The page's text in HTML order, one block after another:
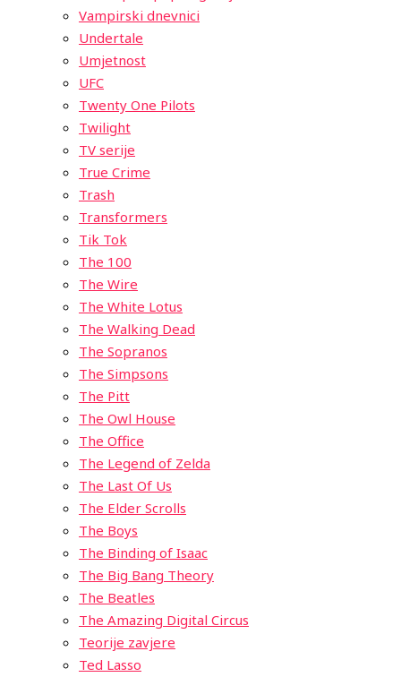
Vampirski dnevnici
Undertale
Umjetnost
UFC
Twenty One Pilots
Twilight
TV serije
True Crime
Trash
Transformers
Tik Tok
The 100
The Wire
The White Lotus
The Walking Dead
The Sopranos
The Simpsons
The Pitt
The Owl House
The Office
The Legend of Zelda
The Last Of Us
The Elder Scrolls
The Boys
The Binding of Isaac
The Big Bang Theory
The Beatles
The Amazing Digital Circus
Teorije zavjere
Ted Lasso